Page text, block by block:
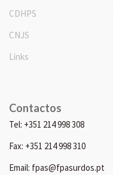
CDHPS
CNJS
Links
Contactos
Tel: +351 214 998 308
Fax: +351 214 998 310
Email: fpas@fpasurdos.pt